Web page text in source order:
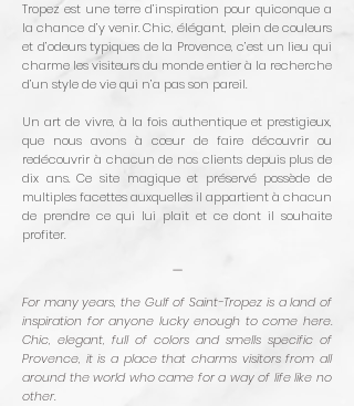
Tropez est une terre d’inspiration pour quiconque a
la chance d’y venir. Chic, élégant, plein de couleurs
et d’odeurs typiques de la Provence, c’est un lieu qui
charme les visiteurs du monde entier à la recherche
d’un style de vie qui n’a pas son pareil.
Un art de vivre, à la fois authentique et prestigieux,
que nous avons à cœur de faire découvrir ou
redécouvrir à chacun de nos clients depuis plus de
dix ans. Ce site magique et préservé possède de
multiples facettes auxquelles il appartient à chacun
de prendre ce qui lui plait et ce dont il souhaite
profiter.
—
For many years, the Gulf of Saint-Tropez is a land of
inspiration for anyone lucky enough to come here.
Chic, elegant, full of colors and smells specific of
Provence, it is a place that charms visitors from all
around the world who came for a way of life like no
other.